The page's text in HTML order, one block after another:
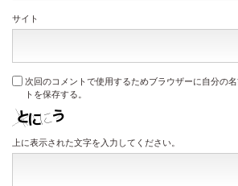
サイト
次回のコメントで使用するためブラウザーに自分の
トを保存する。
上に表示された文字を入力してください。